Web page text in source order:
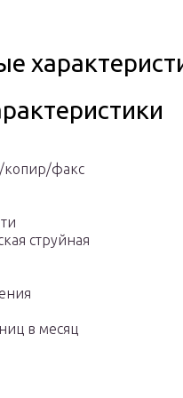
копир/факс
струйная
в месяц